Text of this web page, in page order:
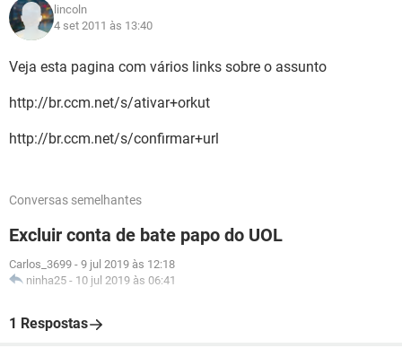
lincoln
4 set 2011 às 13:40
Veja esta pagina com vários links sobre o assunto
http://br.ccm.net/s/ativar+orkut
http://br.ccm.net/s/confirmar+url
Conversas semelhantes
Excluir conta de bate papo do UOL
Carlos_3699 - 9 jul 2019 às 12:18
ninha25 - 10 jul 2019 às 06:41
1 Respostas